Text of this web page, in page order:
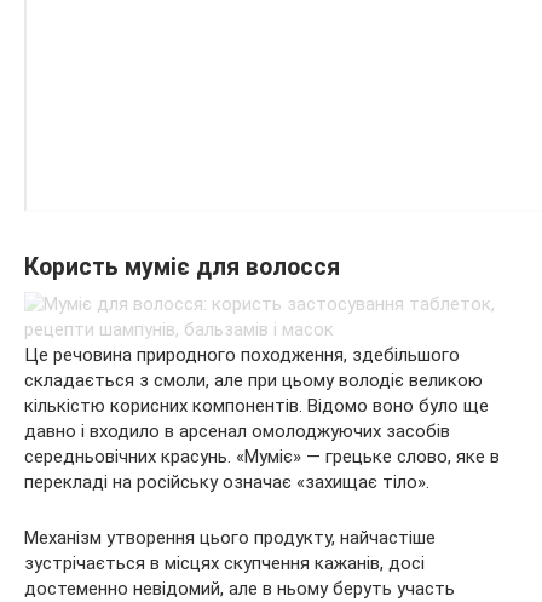
Користь муміє для волосся
Це речовина природного походження, здебільшого
складається з смоли, але при цьому володіє великою
кількістю корисних компонентів. Відомо воно було ще
давно і входило в арсенал омолоджуючих засобів
середньовічних красунь. «Муміє» — грецьке слово, яке в
перекладі на російську означає «захищає тіло».
Механізм утворення цього продукту, найчастіше
зустрічається в місцях скупчення кажанів, досі
достеменно невідомий, але в ньому беруть участь